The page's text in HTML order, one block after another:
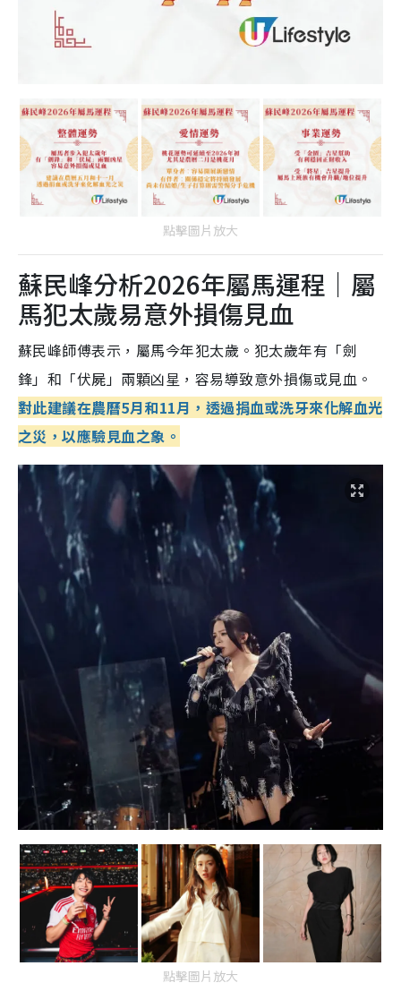
點擊圖片放大
蘇民峰分析2026年屬馬運程｜屬
馬犯太歲易意外損傷見血
蘇民峰師傅表示，屬馬今年犯太歲。犯太歲年有「劍
鋒」和「伏屍」兩顆凶星，容易導致意外損傷或見血。
對此建議在農曆5月和11月，透過捐血或洗牙來化解血光
之災，以應驗見血之象。
點擊圖片放大